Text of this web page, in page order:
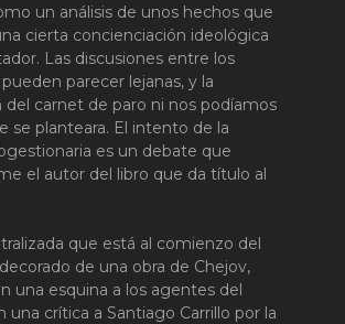
un análisis de unos hechos que
cierta concienciación ideológica
Las discusiones entre los
parecer lejanas, y la
del carnet de paro ni nos podíamos
se planteara. El intento de la
es un debate que
el autor del libro que da título al
que está al comienzo del
de una obra de Chejov,
una esquina a los agentes del
una crítica a Santiago Carrillo por la